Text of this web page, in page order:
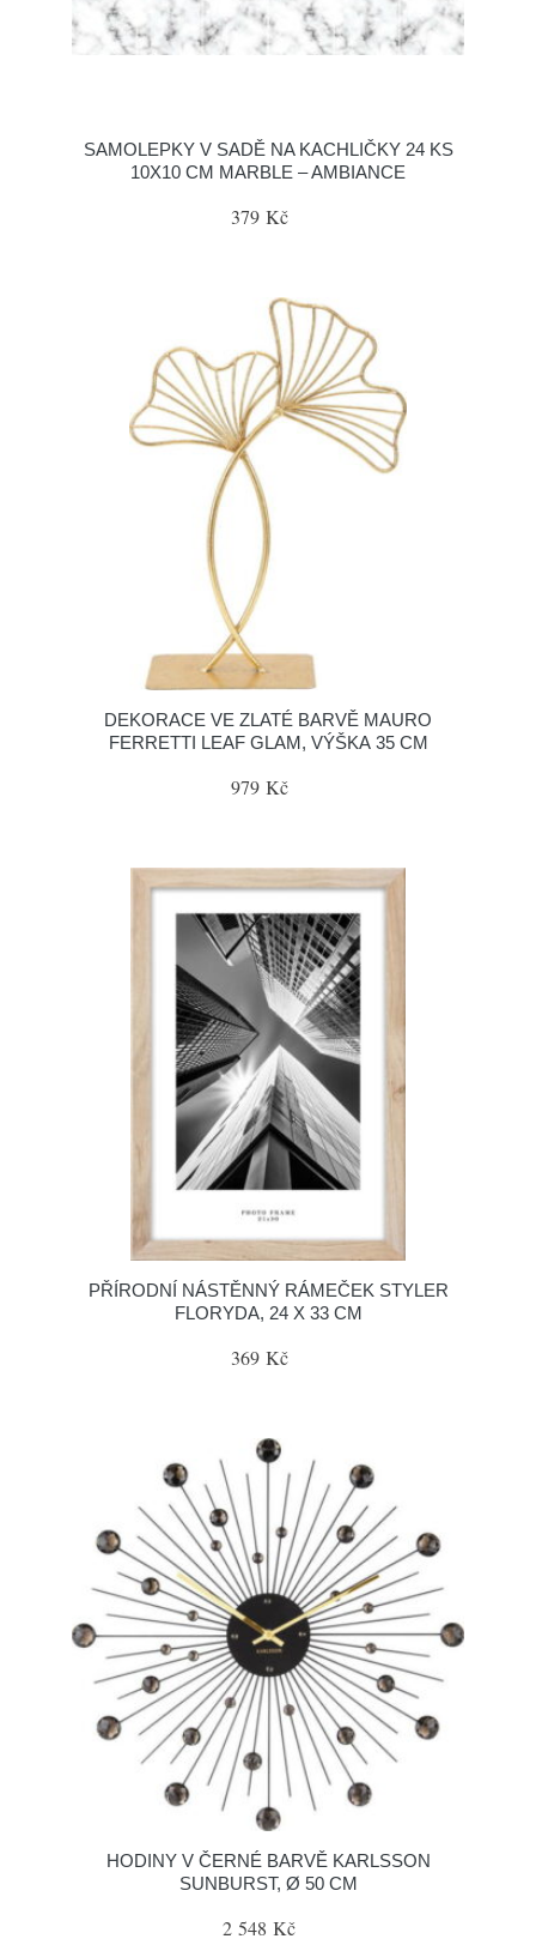
SAMOLEPKY V SADĚ NA KACHLIČKY 24 KS
10X10 CM MARBLE – AMBIANCE
379 Kč
DEKORACE VE ZLATÉ BARVĚ MAURO
FERRETTI LEAF GLAM, VÝŠKA 35 CM
979 Kč
PŘÍRODNÍ NÁSTĚNNÝ RÁMEČEK STYLER
FLORYDA, 24 X 33 CM
369 Kč
HODINY V ČERNÉ BARVĚ KARLSSON
SUNBURST, Ø 50 CM
2 548 Kč